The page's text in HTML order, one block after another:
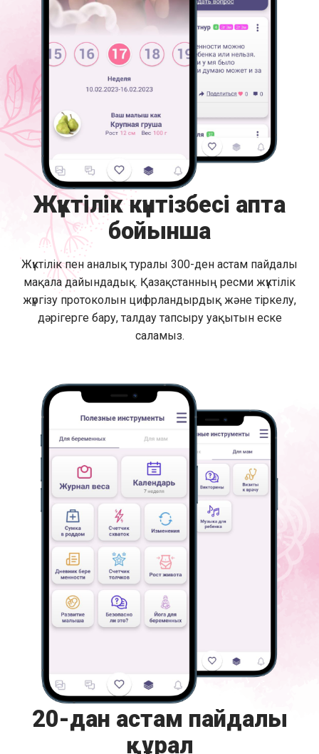
Жүктілік күнтізбесі апта
бойынша
Жүктілік пен аналық туралы 300-ден астам пайдалы
мақала дайындадық. Қазақстанның ресми жүктілік
жүргізу протоколын цифрландырдық және тіркелу,
дәрігерге бару, талдау тапсыру уақытын еске
саламыз.
20-дан астам пайдалы
құрал